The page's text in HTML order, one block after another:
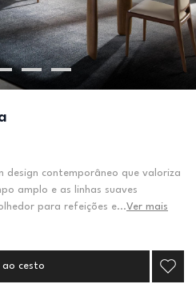
design contemporâneo que valoriza
amplo e as linhas suaves
para refeições e...Ver mais
ao cesto